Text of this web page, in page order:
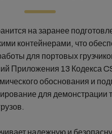
на заранее
контейнерами, что
для портовых
Приложения 13 Кодекса
обоснования и
для демонстрации